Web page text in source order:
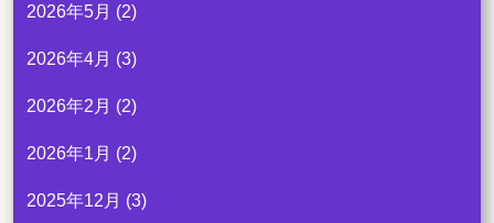
2026年5月 (2)
2026年4月 (3)
2026年2月 (2)
2026年1月 (2)
2025年12月 (3)